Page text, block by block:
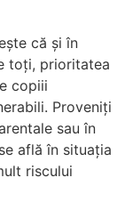
că și în
toți, prioritatea
copiii
Proveniți
sau în
află în situația
riscului